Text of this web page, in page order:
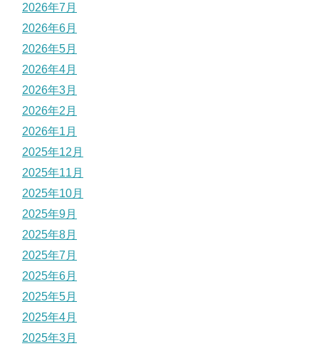
2026年7月
2026年6月
2026年5月
2026年4月
2026年3月
2026年2月
2026年1月
2025年12月
2025年11月
2025年10月
2025年9月
2025年8月
2025年7月
2025年6月
2025年5月
2025年4月
2025年3月